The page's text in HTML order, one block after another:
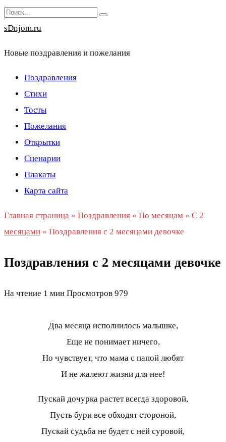
Перейти
к
Search
for:
sDnjom.ru
Новые поздравления и пожелания
Поздравления
Стихи
Тосты
Пожелания
Открытки
Сценарии
Плакаты
Карта сайта
Главная страница » Поздравления » По месяцам » С 2
месяцами » Поздравления с 2 месяцами девочке
Поздравления с 2 месяцами девочке
На чтение 1 мин Просмотров 979
Два месяца исполнилось малышке,
Еще не понимает ничего,
Но чувствует, что мама с папой любят
И не жалеют жизни для нее!
Пускай дочурка растет всегда здоровой,
Пусть бури все обходят стороной,
Пускай судьба не будет с ней суровой,